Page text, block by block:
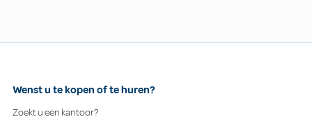
Wenst u te kopen of te huren?
Zoekt u een kantoor?